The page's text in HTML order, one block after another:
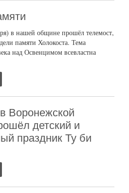
в нашей общине прошёл телемост,
памяти Холокоста. Тема
над Освенцимом всевластна
Воронежской
детский и
праздник Ту би